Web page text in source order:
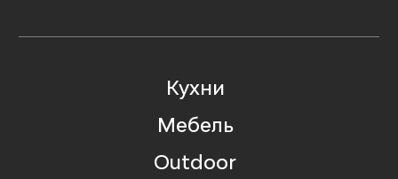
Кухни
Мебель
Outdoor